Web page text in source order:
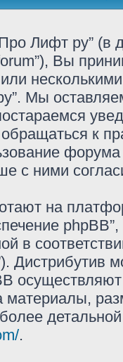
Лифт ру”
Вы
Мы
к
с ними
на
в
Дистрибутив
материалы,
.